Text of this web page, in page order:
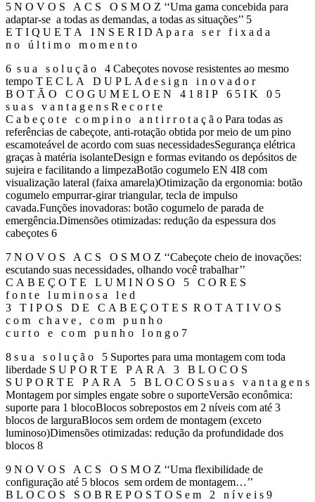
5 N O V O S A C S O S M O Z ‘‘Uma gama concebida para
adaptar-se a todas as demandas, a todas as situações’’ 5
E T I Q U E T A I N S E R I D A p a r a s e r f i x a d a
n o ú l t i m o m o m e n t o
6 s u a s o l u ç ã o 4 Cabeçotes novose resistentes ao mesmo
tempo T E C L A D U P L A d e s i g n i n o v a d o r
B O T Ã O C O G U M E L O E N 4 1 8 I P 6 5 I K 0 5
s u a s v a n t a g e n s R e c o r t e
C a b e ç o t e c o m p i n o a n t i r r o t a ç ã o Para todas as
referências de cabeçote, anti-rotação obtida por meio de um pino
escamoteável de acordo com suas necessidadesSegurança elétrica
graças à matéria isolanteDesign e formas evitando os depósitos de
sujeira e facilitando a limpezaBotão cogumelo EN 4I8 com
visualização lateral (faixa amarela)Otimização da ergonomia: botão
cogumelo empurrar-girar triangular, tecla de impulso
cavada.Funções inovadoras: botão cogumelo de parada de
emergência.Dimensões otimizadas: redução da espessura dos
cabeçotes 6
7 N O V O S A C S O S M O Z ‘‘Cabeçote cheio de inovações:
escutando suas necessidades, olhando você trabalhar’’
C A B E Ç O T E L U M I N O S O 5 C O R E S
f o n t e l u m i n o s a l e d
3 T I P O S D E C A B E Ç O T E S R O T A T I V O S
c o m c h a v e , c o m p u n h o
c u r t o e c o m p u n h o l o n g o 7
8 s u a s o l u ç ã o 5 Suportes para uma montagem com toda
liberdade S U P O R T E P A R A 3 B L O C O S
S U P O R T E P A R A 5 B L O C O S s u a s v a n t a g e n s
Montagem por simples engate sobre o suporteVersão econômica:
suporte para 1 blocoBlocos sobrepostos em 2 níveis com até 3
blocos de larguraBlocos sem ordem de montagem (exceto
luminoso)Dimensões otimizadas: redução da profundidade dos
blocos 8
9 N O V O S A C S O S M O Z ‘‘Uma flexibilidade de
configuração até 5 blocos sem ordem de montagem…’’
B L O C O S S O B R E P O S T O S e m 2 n í v e i s 9